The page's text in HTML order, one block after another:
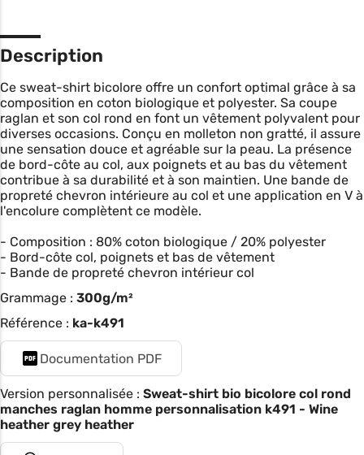
Description
Ce sweat-shirt bicolore offre un confort optimal grâce à sa
composition en coton biologique et polyester. Sa coupe
raglan et son col rond en font un vêtement polyvalent pour
diverses occasions. Conçu en molleton non gratté, il assure
une sensation douce et agréable sur la peau. La présence
de bord-côte au col, aux poignets et au bas du vêtement
contribue à sa durabilité et à son maintien. Une bande de
propreté chevron intérieure au col et une application en V à
l'encolure complètent ce modèle.
- Composition : 80% coton biologique / 20% polyester
- Bord-côte col, poignets et bas de vêtement
- Bande de propreté chevron intérieur col
Grammage : 300g/m²
Référence : ka-k491
Documentation PDF
Version personnalisée : Sweat-shirt bio bicolore col rond
manches raglan homme personnalisation k491 - Wine
heather grey heather